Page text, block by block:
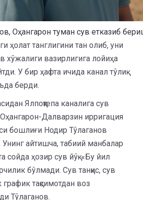
Оҳангарон туман сув етказиб
ҳолат танглигини тан олиб, уни
хўжалиги вазирлигига лойиҳа
У бир ҳафта ичида канал тўлиқ
берди.
Ялпоқтепа каналига сув
Далварзин ирригация
бошлиғи Нодир Тўлаганов
айтишча, табиий манбалар
сойда ҳозир сув йўқ. «Бу йил
бўлмади. Сув танқис, сув
тақсимотдан воз
Тўлаганов.